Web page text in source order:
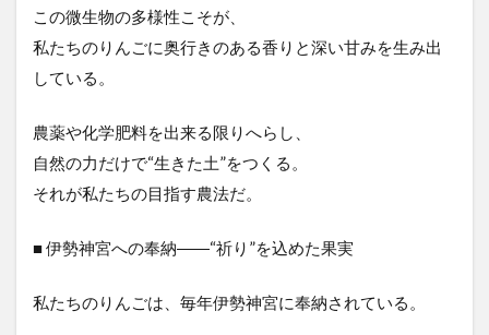
この微生物の多様性こそが、
私たちのりんごに奥行きのある香りと深い甘みを生み出
している。
農薬や化学肥料を出来る限りへらし、
自然の力だけで“生きた土”をつくる。
それが私たちの目指す農法だ。
■ 伊勢神宮への奉納――“祈り”を込めた果実
私たちのりんごは、毎年伊勢神宮に奉納されている。